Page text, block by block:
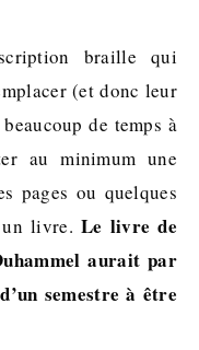
braille qui
(et donc leur
de temps à
au minimum une
pages ou quelques
un livre.Le livre de
aurait par
semestre à être